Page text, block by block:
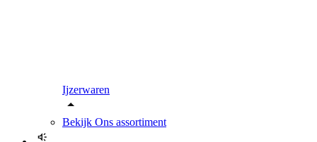
Ijzerwaren
Bekijk Ons assortiment